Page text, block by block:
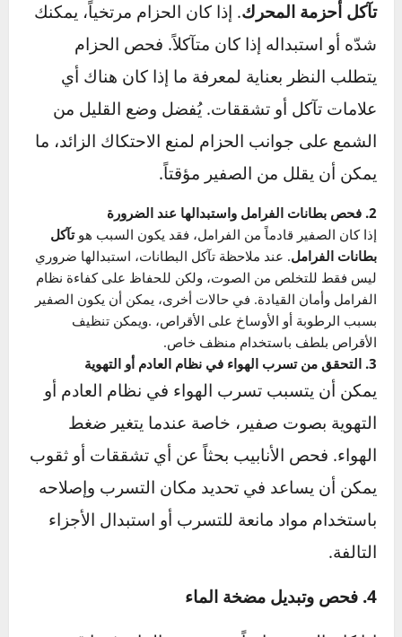
لحل مشكلة صوت الصفير في السيارة، من
الضروري اتباع خطوات تشخيصية تساعدك على
تحديد السبب المحتمل واتخاذ الإجراء المناسب.
أحد الأسباب الشائعة لصوت الصفير هو
تآكل أحزمة المحرك. إذا كان الحزام مرتخياً، يمكنك
شدّه أو استبداله إذا كان متآكلاً. فحص الحزام
يتطلب النظر بعناية لمعرفة ما إذا كان هناك أي
علامات تآكل أو تشققات. يُفضل وضع القليل من
الشمع على جوانب الحزام لمنع الاحتكاك الزائد، ما
يمكن أن يقلل من الصفير مؤقتاً.​
إذا كان الصفير قادماً من الفرامل، فقد يكون السبب هوتآكل
بطانات الفرامل
. عند ملاحظة تآكل البطانات، استبدالها ضروري
ليس فقط للتخلص من الصوت، ولكن للحفاظ على كفاءة نظام
الفرامل وأمان القيادة. في حالات أخرى، يمكن أن يكون الصفير
بسبب الرطوبة أو الأوساخ على الأقراص، .ويمكن تنظيف
يمكن أن يتسبب تسرب الهواء في نظام العادم أو